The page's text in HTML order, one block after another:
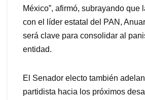
México”, afirmó, subrayando que
con el líder estatal del PAN,
será clave para consolidar al
entidad.
El Senador electo también
partidista hacia los próximos